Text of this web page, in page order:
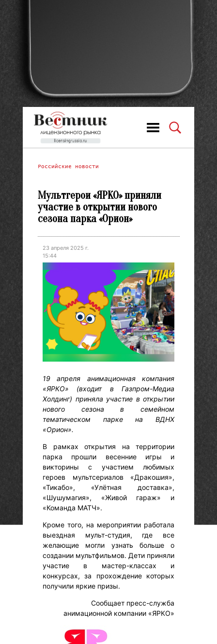
Российские новости
Мультгерои «ЯРКО» приняли
участие в открытии нового
сезона парка «Орион»
23 апреля 2025 г.
15:44
19 апреля анимационная компания
«ЯРКО» (входит в Газпром-Медиа
Холдинг) приняла участие в открытии
нового сезона в семейном
тематическом парке на ВДНХ
«Орион».
В рамках открытия на территории
парка прошли весенние игры и
викторины с участием любимых
героев мультсериалов «Дракошия»,
«Тикабо», «Улётная доставка»,
«Шушумагия», «Живой гараж» и
«Команда МАТЧ».
Кроме того, на мероприятии работала
выездная мульт-студия, где все
желающие могли узнать больше о
создании мультфильмов. Дети приняли
участие в мастер-классах и
конкурсах, за прохождение которых
получили яркие призы.
Сообщает пресс-служба
анимационной компании «ЯРКО»